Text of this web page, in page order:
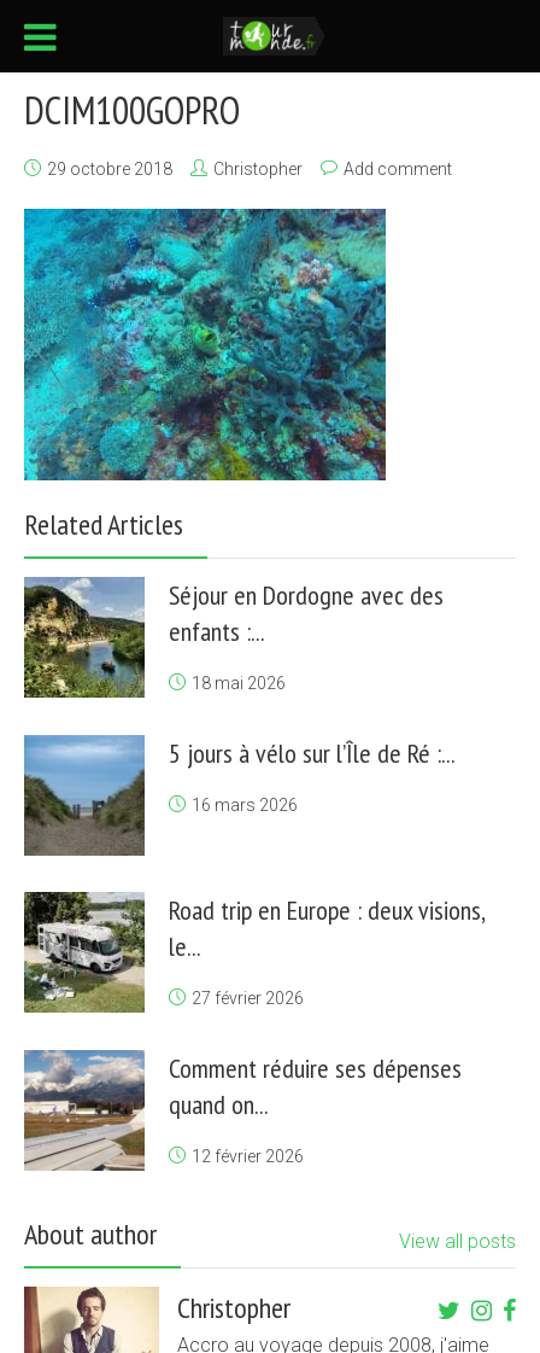
DCIM100GOPRO
29 octobre 2018 Christopher Add comment
Related Articles
Séjour en Dordogne avec des
enfants :...
18 mai 2026
5 jours à vélo sur l’Île de Ré :...
16 mars 2026
Road trip en Europe : deux visions,
le...
27 février 2026
Comment réduire ses dépenses
quand on...
12 février 2026
About author View all posts
Christopher
Accro au voyage depuis 2008, j'aime